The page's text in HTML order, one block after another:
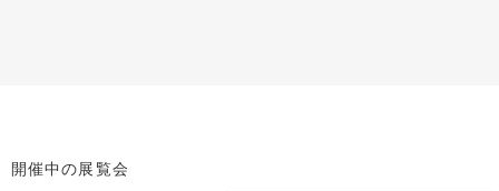
開催中の展覧会